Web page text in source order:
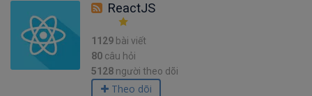
ReactJS
1129 bài viết
80 câu hỏi
5128 người theo dõi
Theo dõi